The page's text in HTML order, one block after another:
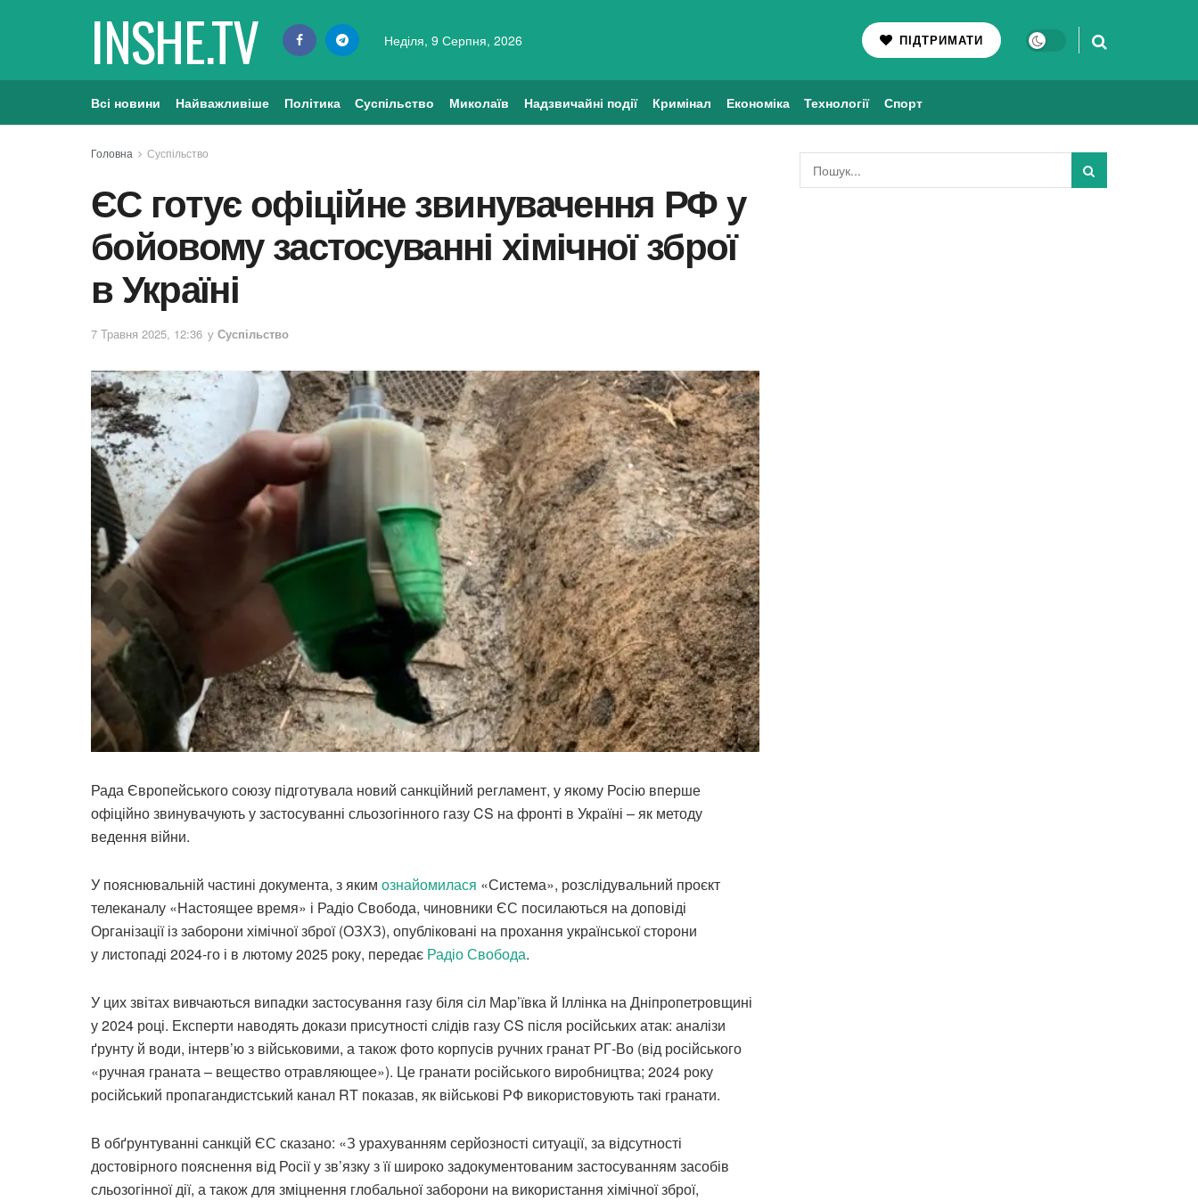
INSHE.TV Неділя, 9 Серпня, 2026 ПІДТРИМАТИ
Всі новини Найважливіше Політика Суспільство Миколаїв Надзвичайні події Кримінал Економіка Технології Спорт
Головна Суспільство
ЄС готує офіційне звинувачення РФ у
бойовому застосуванні хімічної зброї
в Україні
7 Травня 2025, 12:36 у Суспільство
Рада Європейського союзу підготувала новий санкційний регламент, у якому Росію вперше
офіційно звинувачують у застосуванні сльозогінного газу CS на фронті в Україні – як методу
ведення війни.
У пояснювальній частині документа, з яким ознайомилася «Система», розслідувальний проєкт
телеканалу «Настоящее время» і Радіо Свобода, чиновники ЄС посилаються на доповіді
Організації із заборони хімічної зброї (ОЗХЗ), опубліковані на прохання української сторони
у листопаді 2024-го і в лютому 2025 року, передає Радіо Свобода.
У цих звітах вивчаються випадки застосування газу біля сіл Мар’ївка й Іллінка на Дніпропетровщині
у 2024 році. Експерти наводять докази присутності слідів газу CS після російських атак: аналізи
ґрунту й води, інтерв’ю з військовими, а також фото корпусів ручних гранат РГ-Во (від російського
«ручная граната – вещество отравляющее»). Це гранати російського виробництва; 2024 року
російський пропагандистський канал RT показав, як військові РФ використовують такі гранати.
В обґрунтуванні санкцій ЄС сказано: «З урахуванням серйозності ситуації, за відсутності
достовірного пояснення від Росії у зв’язку з її широко задокументованим застосуванням засобів
сльозогінної дії, а також для зміцнення глобальної заборони на використання хімічної зброї,